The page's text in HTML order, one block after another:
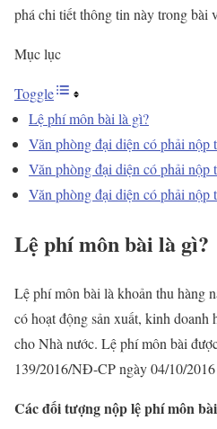
phá chi tiết thông tin này trong bài
Mục lục
Toggle
Lệ phí môn bài là gì?
Văn phòng đại diện có phải nộp
Văn phòng đại diện có phải
Văn phòng đại diện có phải
Lệ phí môn bài là gì?
Lệ phí môn bài là khoản thu hàng
có hoạt động sản xuất, kinh doanh
cho Nhà nước. Lệ phí môn bài
139/2016/NĐ-CP ngày 04/10/
Các đối tượng nộp lệ phí môn